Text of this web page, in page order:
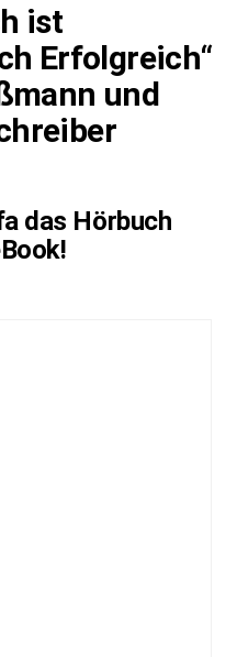
ist
Erfolgreich“
und
das Hörbuch